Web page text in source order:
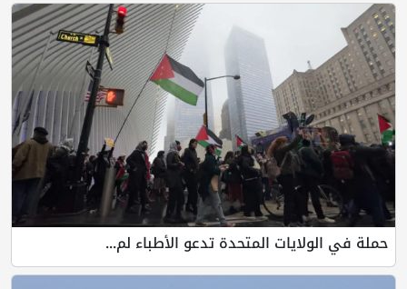
حملة في الولايات المتحدة تدعو الأطباء لم...